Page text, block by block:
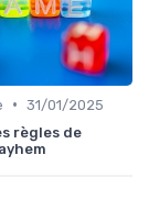
• 31/01/2025
règles de